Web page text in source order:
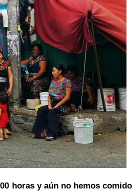
horas y aún no hemos comido